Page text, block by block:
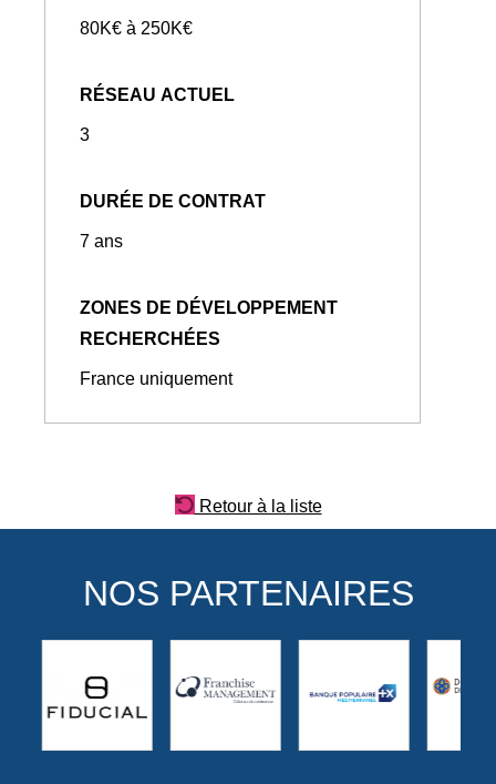
80K€ à 250K€
RÉSEAU ACTUEL
3
DURÉE DE CONTRAT
7 ans
ZONES DE DÉVELOPPEMENT
RECHERCHÉES
France uniquement
Retour à la liste
NOS PARTENAIRES